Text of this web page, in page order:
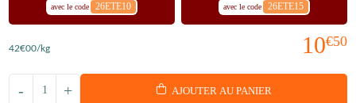
avec le code 26ETE10 avec le code 26ETE15
10€50
42€00/kg
+
- AJOUTER AU PANIER